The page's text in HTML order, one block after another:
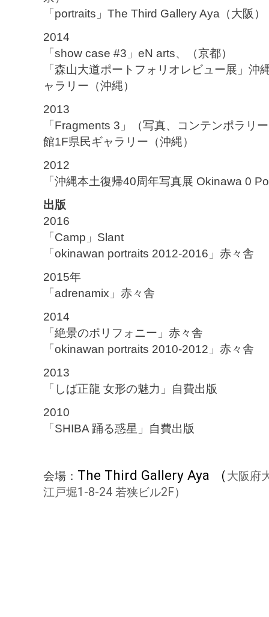
「portraits」The Third Gallery Aya（大阪）
2014
「show case #3」eN arts、（京都）
「森山大道ポートフォリオレビュー展」
ャラリー（沖縄）
2013
「Fragments 3」（写真、コンテンポラリ
館1F県民ギャラリー（沖縄）
2012
「沖縄本土復帰40周年写真展 Okinawa 0
出版
2016
「Camp」Slant
「okinawan portraits 2012-2016」赤々舎
2015年
「adrenamix」赤々舎
2014
「絶景のポリフォニー」赤々舎
「okinawan portraits 2010-2012」赤々舎
2013
「しば正龍 女形の魅力」自費出版
2010
「SHIBA 踊る惑星」自費出版
会場： The Third Gallery Aya （大阪府
江戸堀1-8-24 若狭ビル2F）